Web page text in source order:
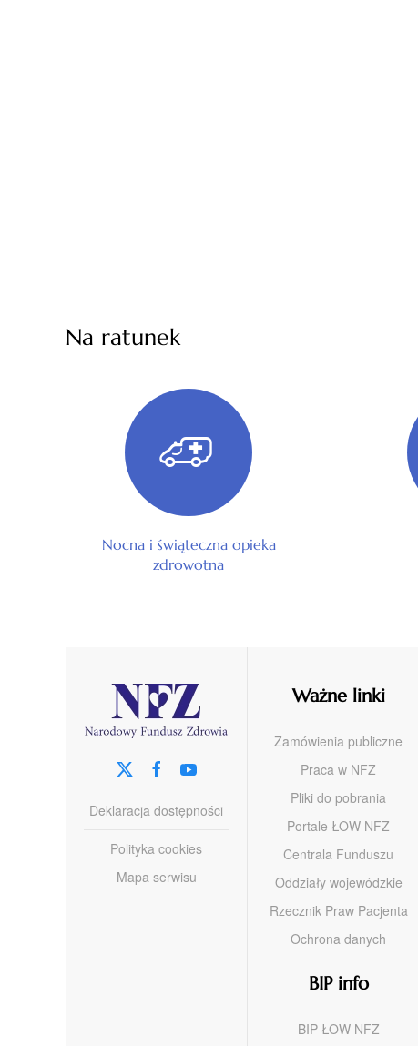
Na ratunek
Nocna i świąteczna opieka
zdrowotna
Deklaracja dostępności
Polityka cookies
Mapa serwisu
Ważne linki
Zamówienia publiczne
Praca w NFZ
Pliki do pobrania
Portale ŁOW NFZ
Centrala Funduszu
Oddziały wojewódzkie
Rzecznik Praw Pacjenta
Ochrona danych
BIP info
BIP ŁOW NFZ